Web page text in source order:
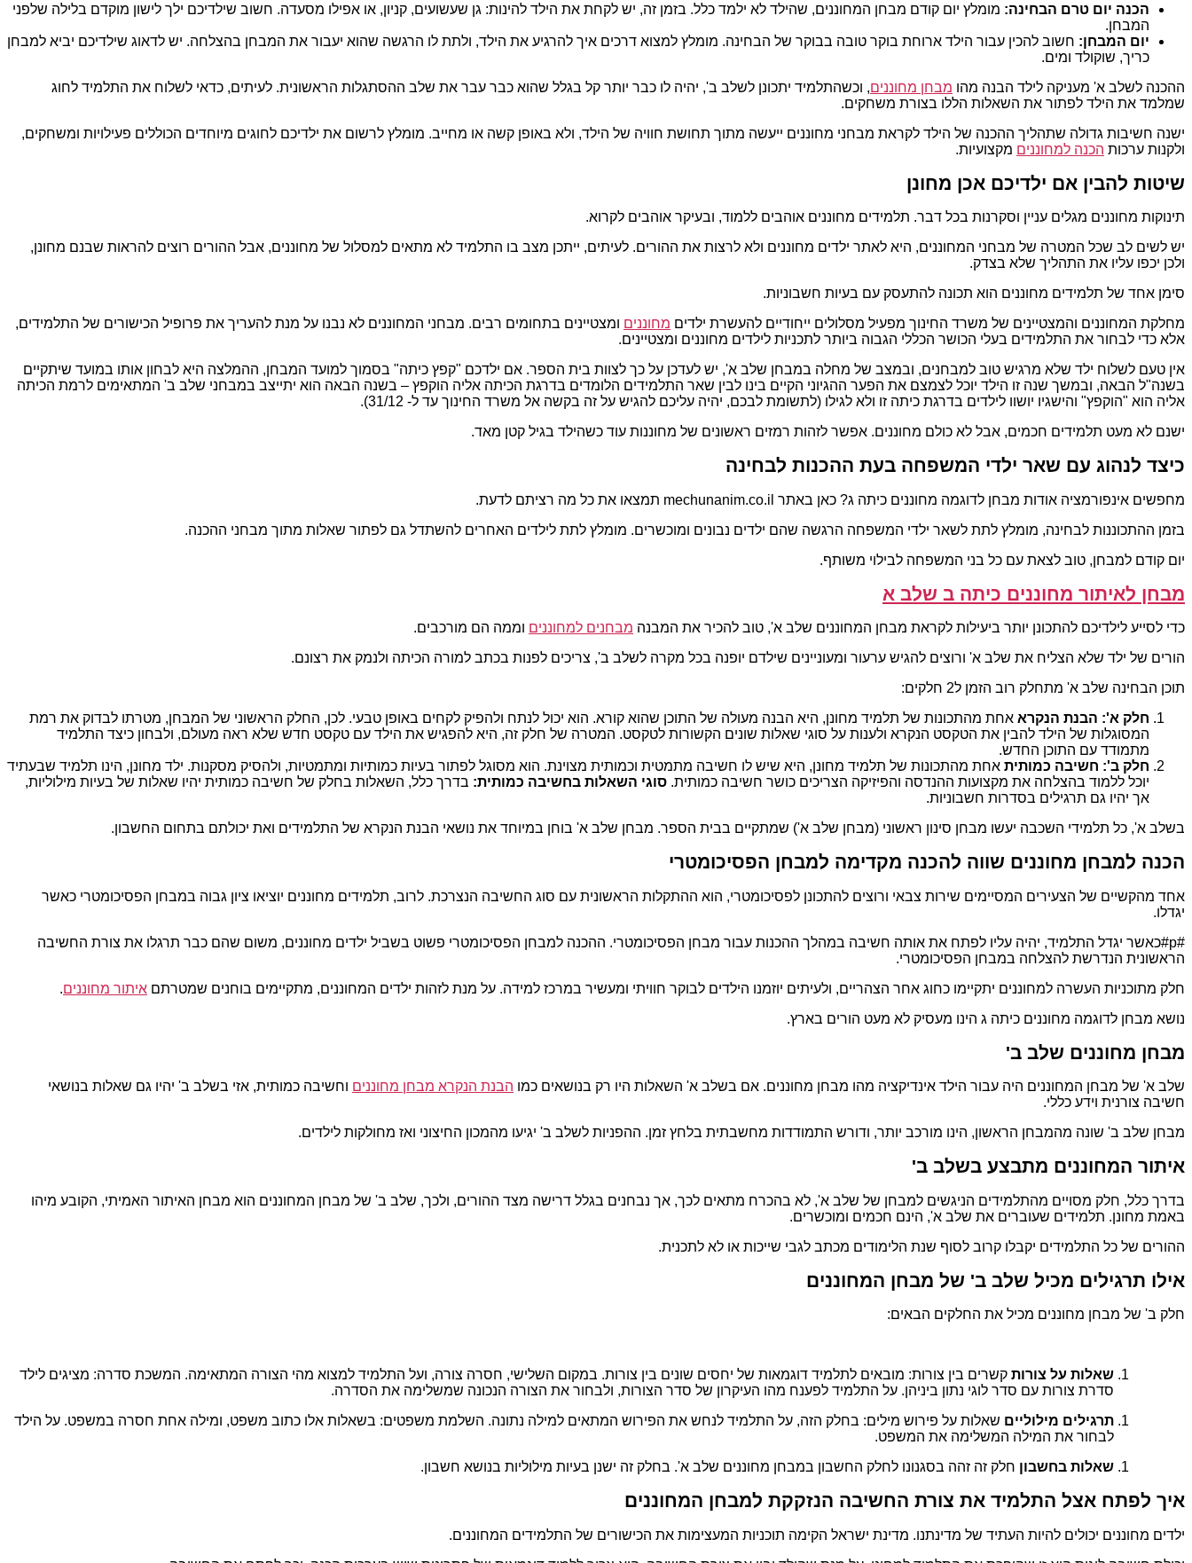
הכנה יום טרם הבחינה: מומלץ יום קודם מבחן המחוננים, שהילד לא ילמד כלל. בזמן זה, יש לקחת את הילד להינות: גן שעשועים, קניון, או אפילו מסעדה. חשוב שילדיכם ילך לישון מוקדם בלילה שלפני
המבחן.
יום המבחן: חשוב להכין עבור הילד ארוחת בוקר טובה בבוקר של הבחינה. מומלץ למצוא דרכים איך להרגיע את הילד, ולתת לו הרגשה שהוא יעבור את המבחן בהצלחה. יש לדאוג שילדיכם יביא למבחן
כריך, שוקולד ומים.
ההכנה לשלב א' מעניקה לילד הבנה מהו מבחן מחוננים, וכשהתלמיד יתכונן לשלב ב', יהיה לו כבר יותר קל בגלל שהוא כבר עבר את שלב ההסתגלות הראשונית. לעיתים, כדאי לשלוח את התלמיד לחוג
שמלמד את הילד לפתור את השאלות הללו בצורת משחקים.
ישנה חשיבות גדולה שתהליך ההכנה של הילד לקראת מבחני מחוננים ייעשה מתוך תחושת חוויה של הילד, ולא באופן קשה או מחייב. מומלץ לרשום את ילדיכם לחוגים מיוחדים הכוללים פעילויות ומשחקים,
ולקנות ערכות הכנה למחוננים מקצועיות.
שיטות להבין אם ילדיכם אכן מחונן
תינוקות מחוננים מגלים עניין וסקרנות בכל דבר. תלמידים מחוננים אוהבים ללמוד, ובעיקר אוהבים לקרוא.
יש לשים לב שכל המטרה של מבחני המחוננים, היא לאתר ילדים מחוננים ולא לרצות את ההורים. לעיתים, ייתכן מצב בו התלמיד לא מתאים למסלול של מחוננים, אבל ההורים רוצים להראות שבנם מחונן,
ולכן יכפו עליו את התהליך שלא בצדק.
סימן אחד של תלמידים מחוננים הוא תכונה להתעסק עם בעיות חשבוניות.
מחלקת המחוננים והמצטיינים של משרד החינוך מפעיל מסלולים ייחודיים להעשרת ילדים מחוננים ומצטיינים בתחומים רבים. מבחני המחוננים לא נבנו על מנת להעריך את פרופיל הכישורים של התלמידים,
אלא כדי לבחור את התלמידים בעלי הכושר הכללי הגבוה ביותר לתכניות לילדים מחוננים ומצטיינים.
אין טעם לשלוח ילד שלא מרגיש טוב למבחנים, ובמצב של מחלה במבחן שלב א', יש לעדכן על כך לצוות בית הספר. אם ילדכם "קפץ כיתה" בסמוך למועד המבחן, ההמלצה היא לבחון אותו במועד שיתקיים
בשנה"ל הבאה, ובמשך שנה זו הילד יוכל לצמצם את הפער ההגיוני הקיים בינו לבין שאר התלמידים הלומדים בדרגת הכיתה אליה הוקפץ – בשנה הבאה הוא יתייצב במבחני שלב ב' המתאימים לרמת הכיתה
אליה הוא "הוקפץ" והישגיו יושוו לילדים בדרגת כיתה זו ולא לגילו (לתשומת לבכם, יהיה עליכם להגיש על זה בקשה אל משרד החינוך עד ל- 31/12).
ישנם לא מעט תלמידים חכמים, אבל לא כולם מחוננים. אפשר לזהות רמזים ראשונים של מחוננות עוד כשהילד בגיל קטן מאד.
כיצד לנהוג עם שאר ילדי המשפחה בעת ההכנות לבחינה
מחפשים אינפורמציה אודות מבחן לדוגמה מחוננים כיתה ג? כאן באתר mechunanim.co.il תמצאו את כל מה רציתם לדעת.
בזמן ההתכוננות לבחינה, מומלץ לתת לשאר ילדי המשפחה הרגשה שהם ילדים נבונים ומוכשרים. מומלץ לתת לילדים האחרים להשתדל גם לפתור שאלות מתוך מבחני ההכנה.
יום קודם למבחן, טוב לצאת עם כל בני המשפחה לבילוי משותף.
מבחן לאיתור מחוננים כיתה ב שלב א
כדי לסייע לילדיכם להתכונן יותר ביעילות לקראת מבחן המחוננים שלב א', טוב להכיר את המבנה מבחנים למחוננים וממה הם מורכבים.
הורים של ילד שלא הצליח את שלב א' ורוצים להגיש ערעור ומעוניינים שילדם יופנה בכל מקרה לשלב ב', צריכים לפנות בכתב למורה הכיתה ולנמק את רצונם.
תוכן הבחינה שלב א' מתחלק רוב הזמן ל2 חלקים:
חלק א': הבנת הנקרא אחת מהתכונות של תלמיד מחונן, היא הבנה מעולה של התוכן שהוא קורא. הוא יכול לנתח ולהפיק לקחים באופן טבעי. לכן, החלק הראשוני של המבחן, מטרתו לבדוק את רמת
המסוגלות של הילד להבין את הטקסט הנקרא ולענות על סוגי שאלות שונים הקשורות לטקסט. המטרה של חלק זה, היא להפגיש את הילד עם טקסט חדש שלא ראה מעולם, ולבחון כיצד התלמיד
מתמודד עם התוכן החדש.
חלק ב': חשיבה כמותית אחת מהתכונות של תלמיד מחונן, היא שיש לו חשיבה מתמטית וכמותית מצוינת. הוא מסוגל לפתור בעיות כמותיות ומתמטיות, ולהסיק מסקנות. ילד מחונן, הינו תלמיד שבעתיד
יוכל ללמוד בהצלחה את מקצועות ההנדסה והפיזיקה הצריכים כושר חשיבה כמותית. סוגי השאלות בחשיבה כמותית: בדרך כלל, השאלות בחלק של חשיבה כמותית יהיו שאלות של בעיות מילוליות,
אך יהיו גם תרגילים בסדרות חשבוניות.
בשלב א', כל תלמידי השכבה יעשו מבחן סינון ראשוני (מבחן שלב א') שמתקיים בבית הספר. מבחן שלב א' בוחן במיוחד את נושאי הבנת הנקרא של התלמידים ואת יכולתם בתחום החשבון.
הכנה למבחן מחוננים שווה להכנה מקדימה למבחן הפסיכומטרי
אחד מהקשיים של הצעירים המסיימים שירות צבאי ורוצים להתכונן לפסיכומטרי, הוא ההתקלות הראשונית עם סוג החשיבה הנצרכת. לרוב, תלמידים מחוננים יוציאו ציון גבוה במבחן הפסיכומטרי כאשר
יגדלו.
#p#כאשר יגדל התלמיד, יהיה עליו לפתח את אותה חשיבה במהלך ההכנות עבור מבחן הפסיכומטרי. ההכנה למבחן הפסיכומטרי פשוט בשביל ילדים מחוננים, משום שהם כבר תרגלו את צורת החשיבה
הראשונית הנדרשת להצלחה במבחן הפסיכומטרי.
חלק מתוכניות העשרה למחוננים יתקיימו כחוג אחר הצהריים, ולעיתים יוזמנו הילדים לבוקר חוויתי ומעשיר במרכז למידה. על מנת לזהות ילדים המחוננים, מתקיימים בוחנים שמטרתם איתור מחוננים.
נושא מבחן לדוגמה מחוננים כיתה ג הינו מעסיק לא מעט הורים בארץ.
מבחן מחוננים שלב ב'
שלב א' של מבחן המחוננים היה עבור הילד אינדיקציה מהו מבחן מחוננים. אם בשלב א' השאלות היו רק בנושאים כמו הבנת הנקרא מבחן מחוננים וחשיבה כמותית, אזי בשלב ב' יהיו גם שאלות בנושאי
חשיבה צורנית וידע כללי.
מבחן שלב ב' שונה מהמבחן הראשון, הינו מורכב יותר, ודורש התמודדות מחשבתית בלחץ זמן. ההפניות לשלב ב' יגיעו מהמכון החיצוני ואז מחולקות לילדים.
איתור המחוננים מתבצע בשלב ב'
בדרך כלל, חלק מסויים מהתלמידים הניגשים למבחן של שלב א', לא בהכרח מתאים לכך, אך נבחנים בגלל דרישה מצד ההורים, ולכך, שלב ב' של מבחן המחוננים הוא מבחן האיתור האמיתי, הקובע מיהו
באמת מחונן. תלמידים שעוברים את שלב א', הינם חכמים ומוכשרים.
ההורים של כל התלמידים יקבלו קרוב לסוף שנת הלימודים מכתב לגבי שייכות או לא לתכנית.
אילו תרגילים מכיל שלב ב' של מבחן המחוננים
חלק ב' של מבחן מחוננים מכיל את החלקים הבאים:
שאלות על צורות קשרים בין צורות: מובאים לתלמיד דוגמאות של יחסים שונים בין צורות. במקום השלישי, חסרה צורה, ועל התלמיד למצוא מהי הצורה המתאימה. המשכת סדרה: מציגים לילד
סדרת צורות עם סדר לוגי נתון ביניהן. על התלמיד לפענח מהו העיקרון של סדר הצורות, ולבחור את הצורה הנכונה שמשלימה את הסדרה.
תרגילים מילוליים שאלות על פירוש מילים: בחלק הזה, על התלמיד לנחש את הפירוש המתאים למילה נתונה. השלמת משפטים: בשאלות אלו כתוב משפט, ומילה אחת חסרה במשפט. על הילד
לבחור את המילה המשלימה את המשפט.
שאלות בחשבון חלק זה זהה בסגנונו לחלק החשבון במבחן מחוננים שלב א'. בחלק זה ישנן בעיות מילוליות בנושא חשבון.
איך לפתח אצל התלמיד את צורת החשיבה הנזקקת למבחן המחוננים
ילדים מחוננים יכולים להיות העתיד של מדינתנו. מדינת ישראל הקימה תוכניות המעצימות את הכישורים של התלמידים המחוננים.